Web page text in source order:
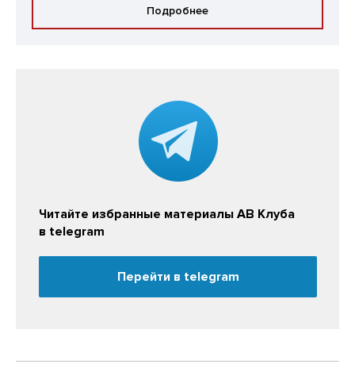
Подробнее
Читайте избранные материалы АВ Клуба
в telegram
Перейти в telegram